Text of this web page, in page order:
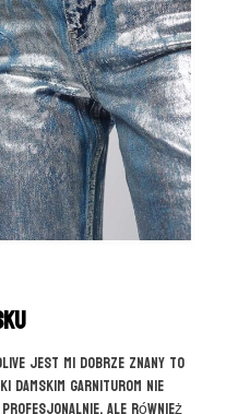
jest mi dobrze znany to
damskim garniturom nie